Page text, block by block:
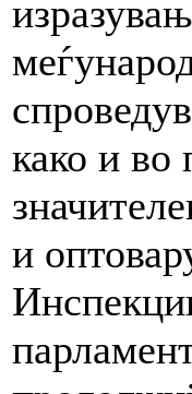
како и во
и